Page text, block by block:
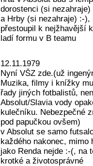
dorostenci (si
a Hrby (si nezahraje) :-),
přestoupil k nejžhavější
ladí formu v B teamu
12.11.1979
Nyní VŠZ zde.(už
Muzika, filmy i knížky
řady jiných fotbalistů,
Absolut/Slavia vody
kulečníku. Nebezpečné
pod papučkou ovšem)
v Absolut se samo
každého nakonec, mimo
jako Renda nejde :-(, na
krotké a životosprávné